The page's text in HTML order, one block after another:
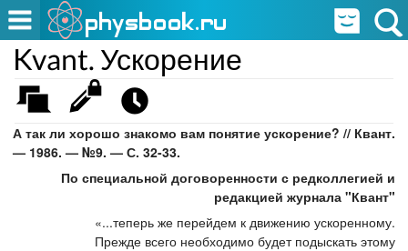
Kvant. Ускорение
А так ли хорошо знакомо вам понятие ускорение? // Квант.
— 1986. — №9. — С. 32-33.
По специальной договоренности с редколлегией и
редакцией журнала "Квант"
«...теперь же перейдем к движению ускоренному.
Прежде всего необходимо будет подыскать этому